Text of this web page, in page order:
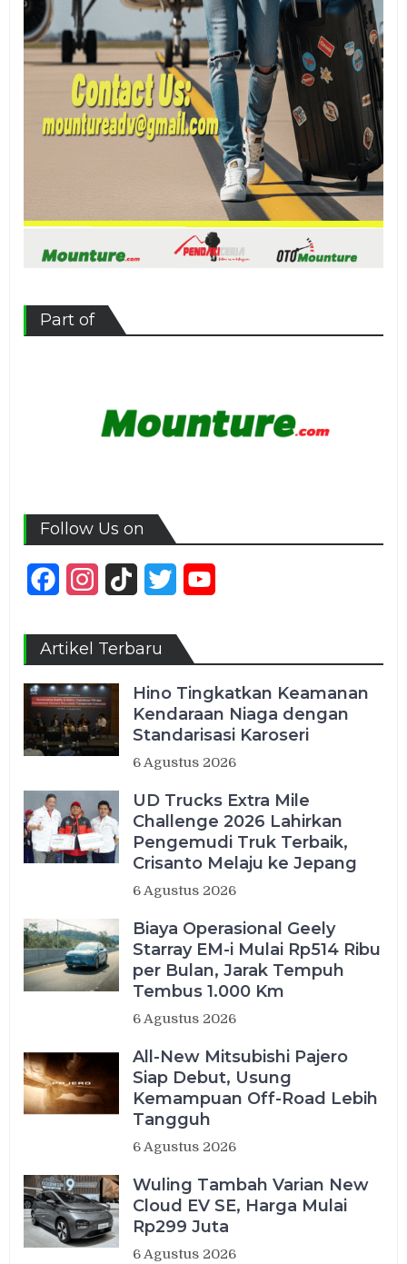
Part of
Follow Us on
FacebookInstagram
TikTok Twitter
Artikel Terbaru
Hino Tingkatkan Keamanan
Kendaraan Niaga dengan
Standarisasi Karoseri
6 Agustus 2026
UD Trucks Extra Mile
Challenge 2026 Lahirkan
Pengemudi Truk Terbaik,
Crisanto Melaju ke Jepang
6 Agustus 2026
Biaya Operasional Geely
Starray EM-i Mulai Rp514 Ribu
per Bulan, Jarak Tempuh
Tembus 1.000 Km
6 Agustus 2026
All-New Mitsubishi Pajero
Siap Debut, Usung
Kemampuan Off-Road Lebih
Tangguh
6 Agustus 2026
Wuling Tambah Varian New
Cloud EV SE, Harga Mulai
Rp299 Juta
6 Agustus 2026